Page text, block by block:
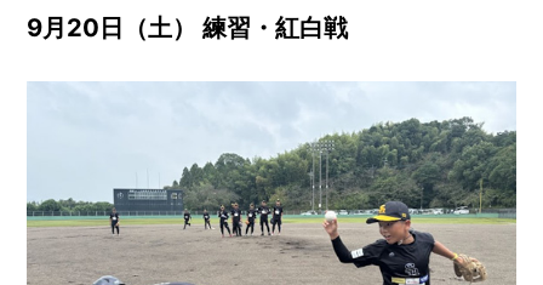
SPONSOR
スポンサー
9月20日（土） 練習・紅白戦